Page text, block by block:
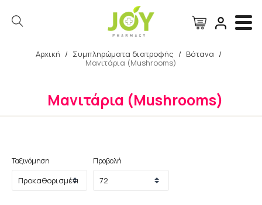
Αναζήτηση
Αρχική / Συμπληρώματα διατροφής / Βότανα /
Μανιτάρια (Mushrooms)
Μανιτάρια (Mushrooms)
Ταξινόμηση Προβολή